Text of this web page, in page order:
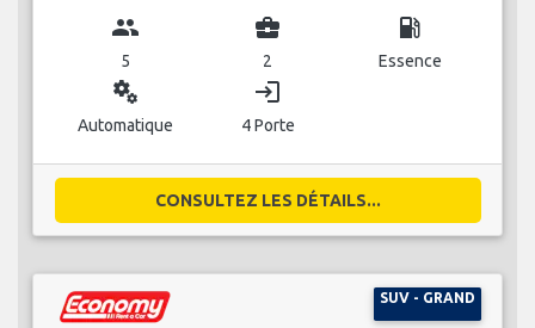
group
5
business_center
2
local_gas_station
Essence
miscellaneous_services
Automatique
login
4 Porte
CONSULTEZ LES DÉTAILS...
SUV - GRAND